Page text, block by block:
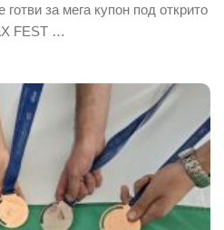
за мега купон под открито
FEST …